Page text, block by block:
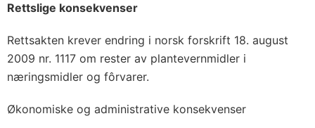
Rettslige konsekvenser
Rettsakten krever endring i norsk forskrift 18. august
2009 nr. 1117 om rester av plantevernmidler i
næringsmidler og fôrvarer.
Økonomiske og administrative konsekvenser